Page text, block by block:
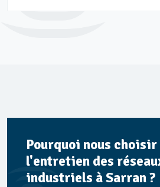
Pourquoi nous
l'entretien des
industriels à Sarran ?